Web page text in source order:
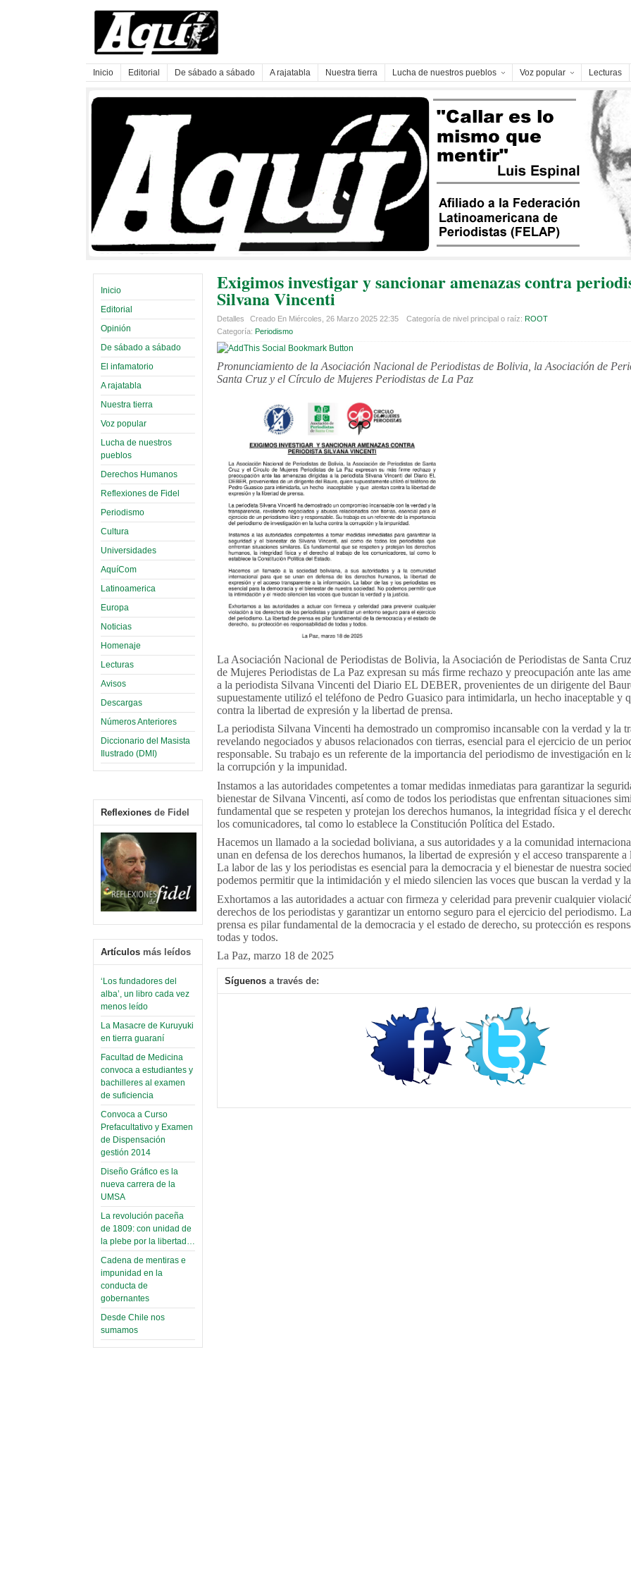
Inicio Editorial De sábado a sábado A rajatabla Nuestra tierra Lucha de nuestros pueblos Voz popular Lecturas
Inicio
Editorial
Opinión
De sábado a sábado
El infamatorio
A rajatabla
Nuestra tierra
Voz popular
Lucha de nuestros
pueblos
Derechos Humanos
Reflexiones de Fidel
Periodismo
Cultura
Universidades
AquíCom
Latinoamerica
Europa
Noticias
Homenaje
Lecturas
Avisos
Descargas
Números Anteriores
Diccionario del Masista
Ilustrado (DMI)
Reflexiones de Fidel
Artículos más leídos
‘Los fundadores del
alba’, un libro cada vez
menos leído
La Masacre de Kuruyuki
en tierra guaraní
Facultad de Medicina
convoca a estudiantes y
bachilleres al examen
de suficiencia
Convoca a Curso
Prefacultativo y Examen
de Dispensación
gestión 2014
Diseño Gráfico es la
nueva carrera de la
UMSA
La revolución paceña
de 1809: con unidad de
la plebe por la libertad…
Cadena de mentiras e
impunidad en la
conducta de
gobernantes
Desde Chile nos
sumamos
Exigimos investigar y sancionar amenazas contra
Silvana Vincenti
Detalles Creado En Miércoles, 26 Marzo 2025 22:35 Categoría de nivel principal o raíz: ROOT
Categoría: Periodismo
Pronunciamiento de la Asociación Nacional de Periodistas de Bolivia, la Asociación de
Santa Cruz y el Círculo de Mujeres Periodistas de La Paz
La Asociación Nacional de Periodistas de Bolivia, la Asociación de Periodistas de Santa
de Mujeres Periodistas de La Paz expresan su más firme rechazo y preocupación ante las
a la periodista Silvana Vincenti del Diario EL DEBER, provenientes de un dirigente del
supuestamente utilizó el teléfono de Pedro Guasico para intimidarla, un hecho inaceptable y
contra la libertad de expresión y la libertad de prensa.
La periodista Silvana Vincenti ha demostrado un compromiso incansable con la verdad y la
revelando negociados y abusos relacionados con tierras, esencial para el ejercicio de un
responsable. Su trabajo es un referente de la importancia del periodismo de investigación en
la corrupción y la impunidad.
Instamos a las autoridades competentes a tomar medidas inmediatas para garantizar la
bienestar de Silvana Vincenti, así como de todos los periodistas que enfrentan situaciones
fundamental que se respeten y protejan los derechos humanos, la integridad física y el
los comunicadores, tal como lo establece la Constitución Política del Estado.
Hacemos un llamado a la sociedad boliviana, a sus autoridades y a la comunidad
unan en defensa de los derechos humanos, la libertad de expresión y el acceso transparente
La labor de las y los periodistas es esencial para la democracia y el bienestar de nuestra
podemos permitir que la intimidación y el miedo silencien las voces que buscan la verdad y
Exhortamos a las autoridades a actuar con firmeza y celeridad para prevenir cualquier
derechos de los periodistas y garantizar un entorno seguro para el ejercicio del periodismo.
prensa es pilar fundamental de la democracia y el estado de derecho, su protección es
todas y todos.
La Paz, marzo 18 de 2025
Síguenos a través de: